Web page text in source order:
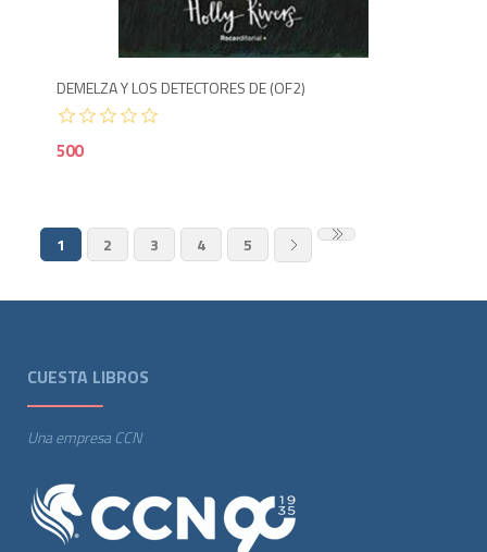
DEMELZA Y LOS DETECTORES DE (OF2)
500
1 2 3 4 5
CUESTA LIBROS
Una empresa CCN